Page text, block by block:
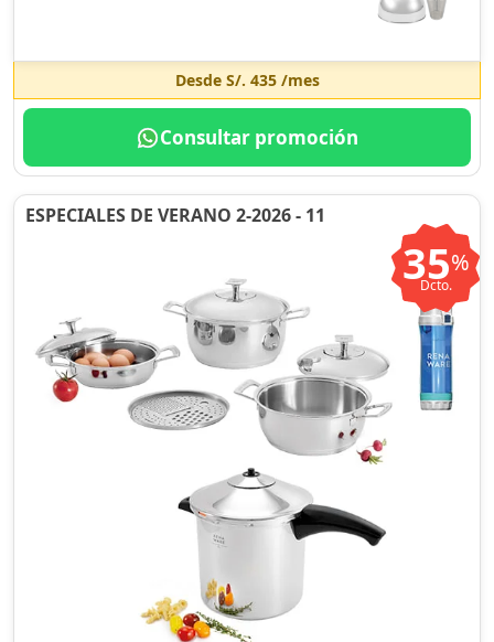
Desde S/. 435/mes
Consultar promoción
ESPECIALES DE VERANO 2-2026 - 11
35%
Dcto.